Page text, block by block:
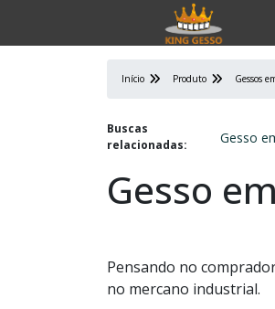
Início Produto Gessos
Buscas
relacionadas:
Gesso
Gesso
Pensando no
no mercano industrial.